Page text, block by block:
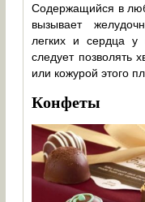
Содержащийся в
вызывает
легких и сердца
следует позволять
или кожурой этого
Конфеты